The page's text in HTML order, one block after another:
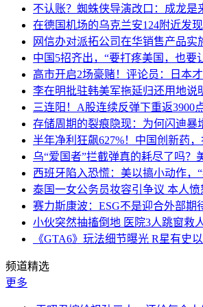
不认账？蜘蛛侠导演改口：成龙
在德国机场的乌克兰安124附近发
网信办对派拓公司在华销售产品实
中国5招齐出，“要打疼美国，也要
高市开启2场豪赌！评论员：日本
李在明批驻韩美军拖延归还用地说
三连阳！A股连续反弹下重返3900
存储周期的裂痕隐现：为何闪迪暴
半年净利狂飙627%！中国创新药
乌“爱国者”拦截弹真的耗尽了吗？
西班牙陷入恐慌：美以搞小动作，“
泰国一女公务员妆容引争议 本人愤
赛力斯康波：ESG不是迎合外部期
小伙突然抽搐倒地 医院3人跳窗救
《GTA6》玩法细节曝光 R星有史
频道精选
更多